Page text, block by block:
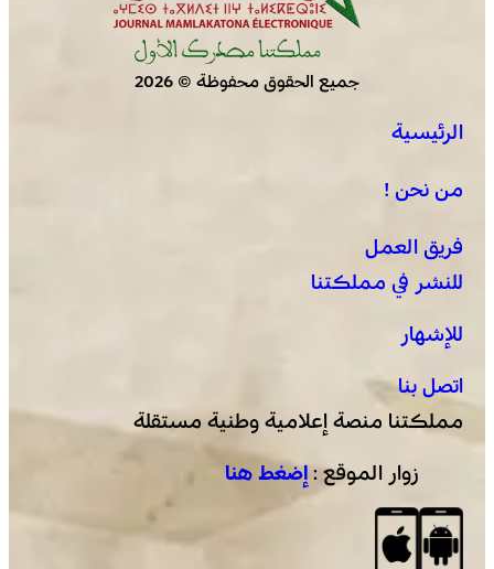
عامل إقليم الفقيه بن صالح يترأس الاحتفال باليوم الوطني
جميع الحقوق محفوظة © 2026
الرئيسية
من نحن !
فريق العمل
للنشر في مملكتنا
للإشهار
اتصل بنا
مملكتنا منصة إعلامية وطنية مستقلة
زوار الموقع : إضغط هنا